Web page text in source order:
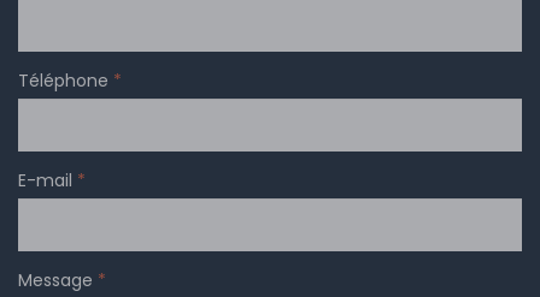
Téléphone *
E-mail *
Message *